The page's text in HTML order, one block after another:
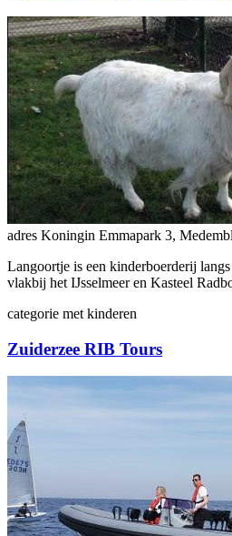
adres Koningin Emmapark 3,
Langoortje is een kinderboerderij
vlakbij het IJsselmeer en Kasteel
categorie met kinderen
Zuiderzee RIB Tours